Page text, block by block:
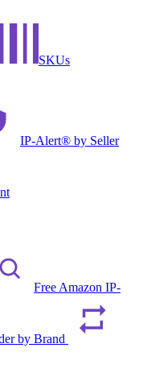
SKUs
IP-Alert® by Seller
Free Amazon IP-
by Brand